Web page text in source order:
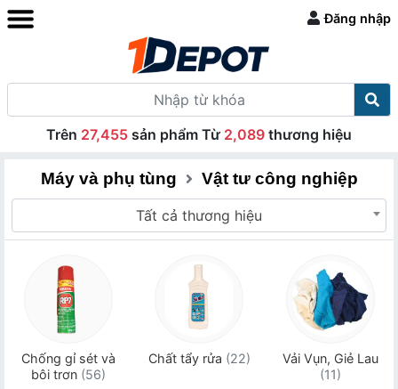
Đăng nhập
Trên 27,455 sản phẩm Từ 2,089 thương hiệu
Máy và phụ tùng Vật tư công nghiệp
Tất cả thương hiệu
Chống gỉ sét và
bôi trơn (56)
Chất tẩy rửa (22)
Vải Vụn, Giẻ Lau
(11)